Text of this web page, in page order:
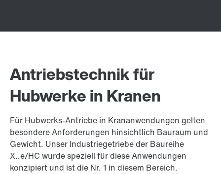
Antriebstechnik für
Hubwerke in Kranen
Für Hubwerks-Antriebe in Krananwendungen gelten
besondere Anforderungen hinsichtlich Bauraum und
Gewicht. Unser Industriegetriebe der Baureihe
X..e/HC wurde speziell für diese Anwendungen
konzipiert und ist die Nr. 1 in diesem Bereich.